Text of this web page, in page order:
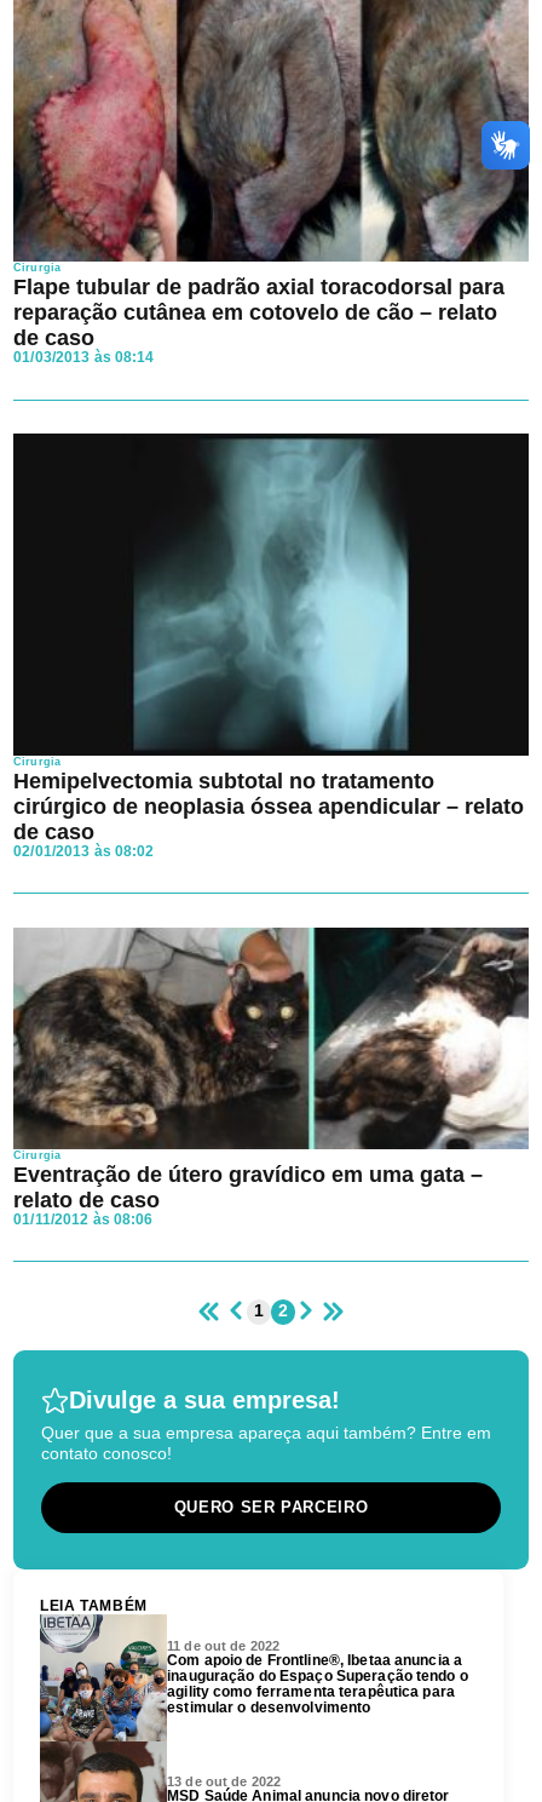
Cirurgia
Flape tubular de padrão axial toracodorsal para
reparação cutânea em cotovelo de cão – relato
de caso
01/03/2013 às 08:14
Cirurgia
Hemipelvectomia subtotal no tratamento
cirúrgico de neoplasia óssea apendicular – relato
de caso
02/01/2013 às 08:02
Cirurgia
Eventração de útero gravídico em uma gata –
relato de caso
01/11/2012 às 08:06
1 2
Divulge a sua empresa!
Quer que a sua empresa apareça aqui também? Entre em
contato conosco!
QUERO SER PARCEIRO
LEIA TAMBÉM
11 de out de 2022
Com apoio de Frontline®, Ibetaa anuncia a
inauguração do Espaço Superação tendo o
agility como ferramenta terapêutica para
estimular o desenvolvimento
13 de out de 2022
MSD Saúde Animal anuncia novo diretor
Ao avançar aceito osTermos e Condiçõese aPolítica de